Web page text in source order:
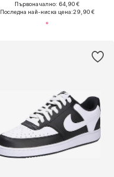
Първоначално: 64,90 €
Последна най-ниска цена:29,90 €